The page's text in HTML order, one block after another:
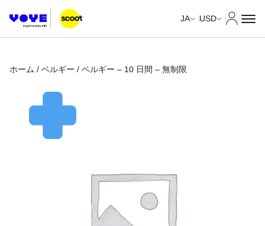
JA USD
ホーム / ベルギー / ベルギー – 10 日間 – 無制限